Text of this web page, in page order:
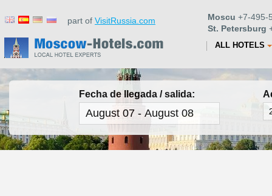
part of VisitRussia.com Moscu +7-495-
St. Petersburg
ALL HOTELS
Fecha de llegada / salida: